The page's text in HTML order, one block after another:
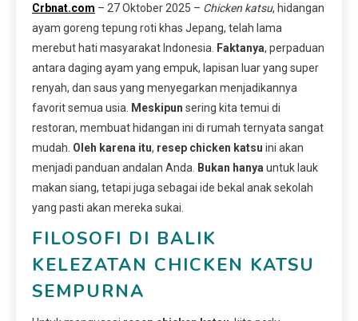
Crbnat.com – 27 Oktober 2025 – Chicken katsu, hidangan
ayam goreng tepung roti khas Jepang, telah lama
merebut hati masyarakat Indonesia.
Faktanya, perpaduan
antara daging ayam yang empuk, lapisan luar yang super
renyah, dan saus yang menyegarkan menjadikannya
favorit semua usia.
Meskipun sering kita temui di
restoran, membuat hidangan ini di rumah ternyata sangat
mudah. Oleh karena itu, resep chicken katsu ini akan
menjadi panduan andalan Anda.
Bukan hanya untuk lauk
makan siang, tetapi juga sebagai ide bekal anak sekolah
yang pasti akan mereka sukai.
FILOSOFI DI BALIK
KELEZATAN CHICKEN KATSU
SEMPURNA